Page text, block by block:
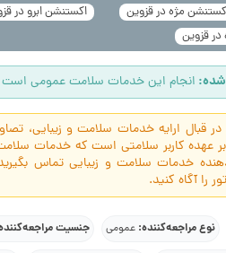
مژه در قزوین اکستنشن ابرو در
در قزوین
شده: انجام این خدمات سلامت عمومی است
در قبال ارایه خدمات سلامت و زیبایی،
عهده کاربر سلامتی است که خدمات
خدمات سلامت و زیبایی تماس
را آگاه کنید.
نوع مراجعه‌کننده:عمومی جنسیت